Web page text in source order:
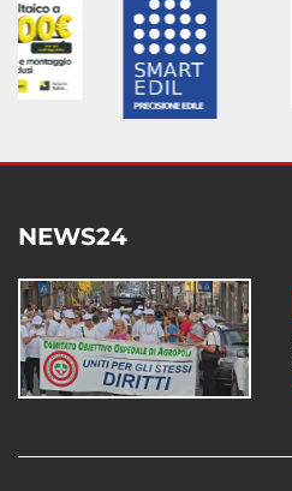
NEWS24